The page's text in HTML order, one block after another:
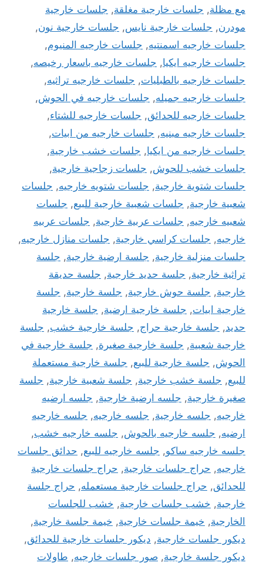
مع مظلة, جلسات خارجية مغلقة, جلسات خارجية
مودرن, جلسات خارجية نايس, جلسات خارجية نون,
جلسات خارجيه اسمنتيه, جلسات خارجيه المنيوم,
جلسات خارجيه ايكيا, جلسات خارجيه باسعار رخيصه,
جلسات خارجيه بالطبليات, جلسات خارجيه تراثيه,
جلسات خارجيه جميله, جلسات خارجيه في الحوش,
جلسات خارجيه للحدائق, جلسات خارجيه للشتاء,
جلسات خارجيه مبنيه, جلسات خارجيه من ابيات,
جلسات خارجيه من ايكيا, جلسات خشب خارجية,
جلسات خشب للحوش, جلسات زجاجية خارجية,
جلسات شتوية خارجية, جلسات شتويه خارجيه, جلسات
شعبية خارجية, جلسات شعبية خارجية للبيع, جلسات
شعبيه خارجيه, جلسات عربية خارجية, جلسات عربيه
خارجيه, جلسات كراسي خارجية, جلسات منازل خارجيه,
جلسات منزلية خارجية, جلسة ارضية خارجية, جلسة
تراثية خارجية, جلسة حديد خارجية, جلسة حديقة
خارجية, جلسة حوش خارجية, جلسة خارجية, جلسة
خارجية ابيات, جلسة خارجية ارضية, جلسة خارجية
حديد, جلسة خارجية حراج, جلسة خارجية خشب, جلسة
خارجية شعبية, جلسة خارجية صغيرة, جلسة خارجية في
الحوش, جلسة خارجية للبيع, جلسة خارجية مستعملة
للبيع, جلسة خشب خارجية, جلسة شعبية خارجية, جلسة
صغيرة خارجية, جلسه ارضية خارجية, جلسه ارضيه
خارجيه, جلسه خارجية, جلسه خارجيه, جلسه خارجيه
ارضيه, جلسه خارجيه بالحوش, جلسه خارجيه خشب,
جلسه خارجيه ساكو, جلسه خارجيه للبيع, حدائق جلسات
خارجيه, حراج جلسات خارجية, حراج جلسات خارجية
للحدائق, حراج جلسات خارجية مستعمله, حراج جلسة
خارجية, خشب جلسات خارجية, خشب للجلسات
الخارجية, خيمة جلسات خارجية, خيمة جلسة خارجية,
ديكور جلسات خارجية, ديكور جلسات خارجية للحدائق,
ديكور جلسة خارجية, صور جلسات خارجيه, طاولات